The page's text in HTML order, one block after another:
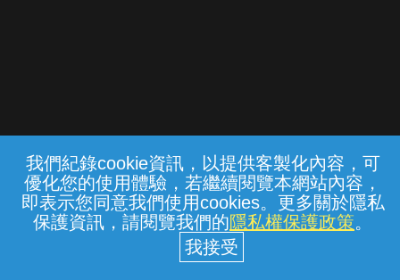
我們紀錄cookie資訊，以提供客製化內容，可
優化您的使用體驗，若繼續閱覽本網站內容，
即表示您同意我們使用cookies。更多關於隱私
保護資訊，請閱覽我們的隱私權保護政策。
常見問題 線上客服 服務條款 隱私權保護
中華電信股份有限公司個人家庭分公司
(統一編號：96979949) © 2026
{{notifyMsg}}